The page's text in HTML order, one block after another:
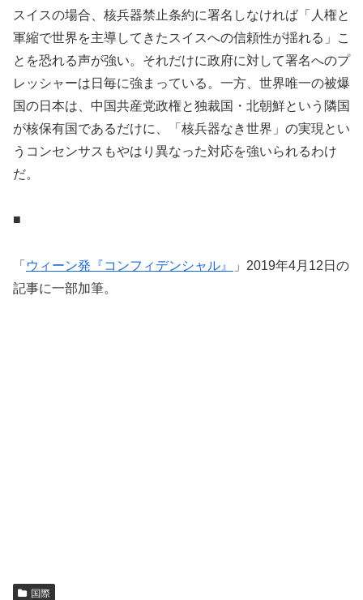
スイスの場合、核兵器禁止条約に署名しなければ「人権と
軍縮で世界を主導してきたスイスへの信頼性が揺れる」こ
とを恐れる声が強い。それだけに政府に対して署名へのプ
レッシャーは日毎に強まっている。一方、世界唯一の被爆
国の日本は、中国共産党政権と独裁国・北朝鮮という隣国
が核保有国であるだけに、「核兵器なき世界」の実現とい
うコンセンサスもやはり異なった対応を強いられるわけ
だ。
■
「 ウィーン発『コンフィデンシャル』
」2019年4月12日の
記事に一部加筆。
国際